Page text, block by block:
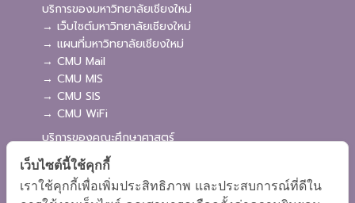
บริการของมหาวิทยาลัยเชียงใหม่
→ เว็บไซต์มหาวิทยาลัยเชียงใหม่
→ แผนที่มหาวิทยาลัยเชียงใหม่
→ CMU Mail
→ CMU MIS
→ CMU SIS
→ CMU WiFi
บริการของคณะศึกษาศาสตร์
→ เว็บไซต์คณะศึกษาศาสตร์
→ ระบบจัดการเว็บไซต์
→ ระบบ Admission
เว็บไซต์นี้ใช้คุกกี้
เราใช้คุกกี้เพื่อเพิ่มประสิทธิภาพ และประสบการณ์ที่ดีใน